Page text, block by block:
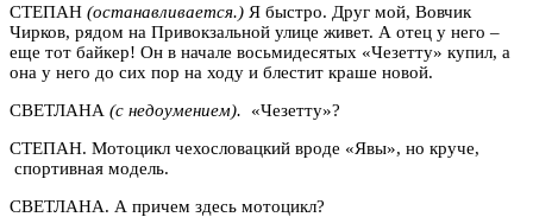
СТЕПАН (останавливается.) Я быстро. Друг мой, Вовчик
Чирков, рядом на Привокзальной улице живет. А отец у него –
еще тот байкер! Он в начале восьмидесятых «Чезетту» купил, а
она у него до сих пор на ходу и блестит краше новой.
СВЕТЛАНА (с недоумением). «Чезетту»?
СТЕПАН. Мотоцикл чехословацкий вроде «Явы», но круче,
спортивная модель.
СВЕТЛАНА. А причем здесь мотоцикл?